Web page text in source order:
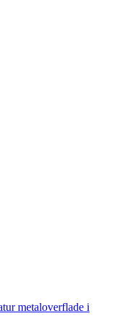
metaloverflade i